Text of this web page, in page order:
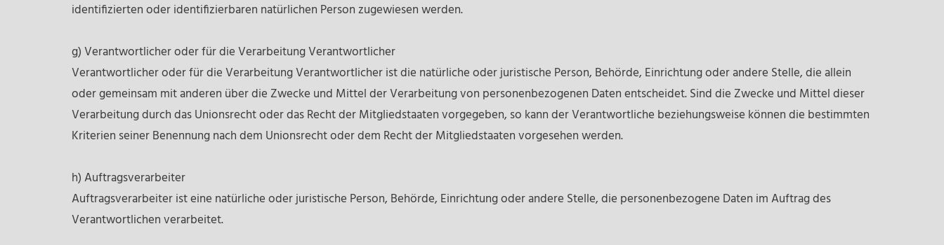
identifizierten oder identifizierbaren natürlichen Person zugewiesen werden.
g) Verantwortlicher oder für die Verarbeitung Verantwortlicher
Verantwortlicher oder für die Verarbeitung Verantwortlicher ist die natürliche oder juristische Person, Behörde, Einrichtung oder andere Stelle, die allein
oder gemeinsam mit anderen über die Zwecke und Mittel der Verarbeitung von personenbezogenen Daten entscheidet. Sind die Zwecke und Mittel dieser
Verarbeitung durch das Unionsrecht oder das Recht der Mitgliedstaaten vorgegeben, so kann der Verantwortliche beziehungsweise können die bestimmten
Kriterien seiner Benennung nach dem Unionsrecht oder dem Recht der Mitgliedstaaten vorgesehen werden.
h) Auftragsverarbeiter
Auftragsverarbeiter ist eine natürliche oder juristische Person, Behörde, Einrichtung oder andere Stelle, die personenbezogene Daten im Auftrag des
Verantwortlichen verarbeitet.